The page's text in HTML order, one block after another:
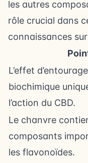
les autres
rôle crucial dans
connaissances
L’effet
biochimique
l’action du CBD.
Le chanvre
composants
les flavonoïdes.